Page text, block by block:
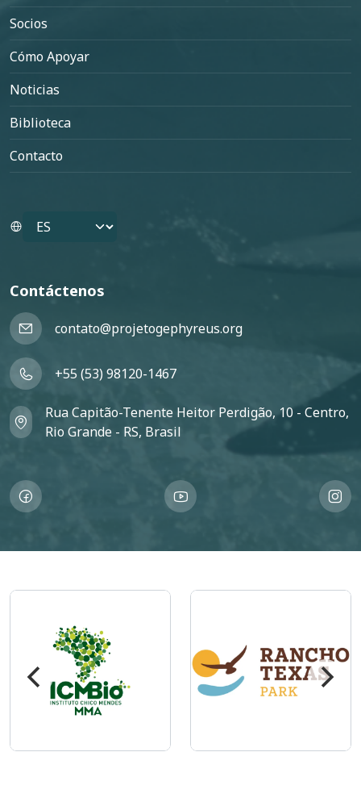
Socios
Cómo Apoyar
Noticias
Biblioteca
Contacto
Select your language
Contáctenos
contato@projetogephyreus.org
+55 (53) 98120-1467
Rua Capitão-Tenente Heitor Perdigão, 10 - Centro,
Rio Grande - RS, Brasil
Imagem Imagem